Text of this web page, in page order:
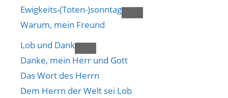
Ewigkeits-(Toten-)sonntag
Warum, mein Freund
Lob und Dank
Danke, mein Herr und Gott
Das Wort des Herrn
Dem Herrn der Welt sei Lob